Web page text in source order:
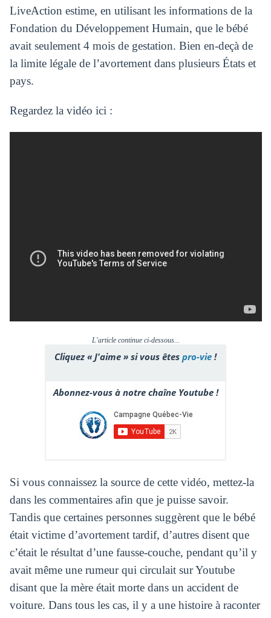
LiveAction estime, en utilisant les informations de la
Fondation du Développement Humain, que le bébé
avait seulement 4 mois de gestation. Bien en-deçà de
la limite légale de l’avortement dans plusieurs États et
pays.
Regardez la vidéo ici :
L'article continue ci-dessous...
Cliquez « J'aime » si vous êtes pro-vie !
Abonnez-vous à notre chaîne Youtube !
Si vous connaissez la source de cette vidéo, mettez-la
dans les commentaires afin que je puisse savoir.
Tandis que certaines personnes suggèrent que le bébé
était victime d’avortement tardif, d’autres disent que
c’était le résultat d’une fausse-couche, pendant qu’il y
avait même une rumeur qui circulait sur Youtube
disant que la mère était morte dans un accident de
voiture. Dans tous les cas, il y a une histoire à raconter